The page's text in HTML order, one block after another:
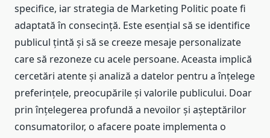
specifice, iar strategia de Marketing Politic poate fi
adaptată în consecință. Este esențial să se identifice
publicul țintă și să se creeze mesaje personalizate
care să rezoneze cu acele persoane. Aceasta implică
cercetări atente și analiză a datelor pentru a înțelege
preferințele, preocupările și valorile publicului. Doar
prin înțelegerea profundă a nevoilor și așteptărilor
consumatorilor, o afacere poate implementa o